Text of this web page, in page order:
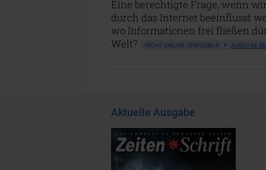
Eine berechtigte Frage, wenn
durch das Internet beeinflusst
wo Informationen frei fließen
Welt?
NICHT ONLINE VERFÜGBAR AUSGABE
Aktuelle Ausgabe